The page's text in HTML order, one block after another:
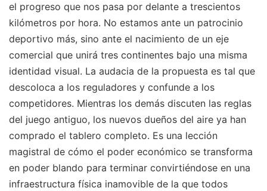
el progreso que nos pasa por delante a trescientos
kilómetros por hora. No estamos ante un patrocinio
deportivo más, sino ante el nacimiento de un eje
comercial que unirá tres continentes bajo una misma
identidad visual. La audacia de la propuesta es tal que
descoloca a los reguladores y confunde a los
competidores. Mientras los demás discuten las reglas
del juego antiguo, los nuevos dueños del aire ya han
comprado el tablero completo. Es una lección
magistral de cómo el poder económico se transforma
en poder blando para terminar convirtiéndose en una
infraestructura física inamovible de la que todos